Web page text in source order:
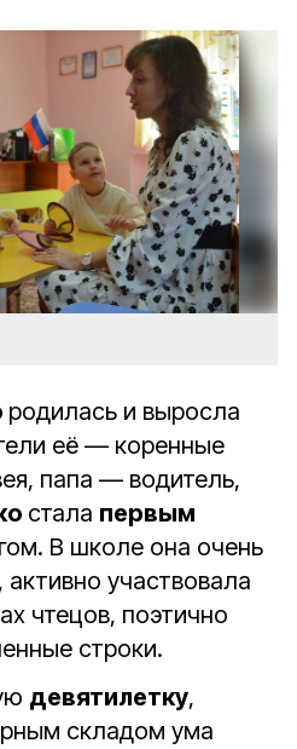
родилась и выросла
её — коренные
папа — водитель,
стала первым
В школе она очень
участвовала
чтецов, поэтично
строки.
девятилетку,
складом ума